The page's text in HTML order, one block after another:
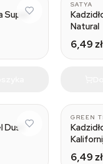
Super
SATYA
Natural
6,49 zł
GREEN
6,49 zł